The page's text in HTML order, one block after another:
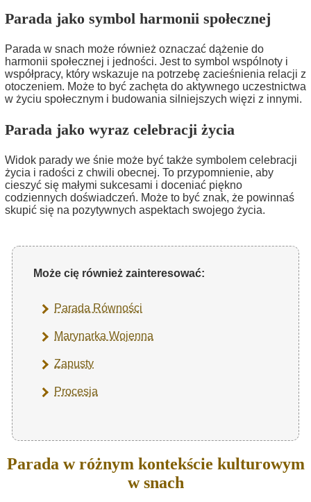
Parada jako symbol harmonii społecznej
Parada w snach może również oznaczać dążenie do
harmonii społecznej i jedności. Jest to symbol wspólnoty i
współpracy, który wskazuje na potrzebę zacieśnienia relacji z
otoczeniem. Może to być zachęta do aktywnego uczestnictwa
w życiu społecznym i budowania silniejszych więzi z innymi.
Parada jako wyraz celebracji życia
Widok parady we śnie może być także symbolem celebracji
życia i radości z chwili obecnej. To przypomnienie, aby
cieszyć się małymi sukcesami i doceniać piękno
codziennych doświadczeń. Może to być znak, że powinnaś
skupić się na pozytywnych aspektach swojego życia.
Może cię również zainteresować:
Parada Równości
Marynarka Wojenna
Zapusty
Procesja
Parada w różnym kontekście kulturowym
w snach